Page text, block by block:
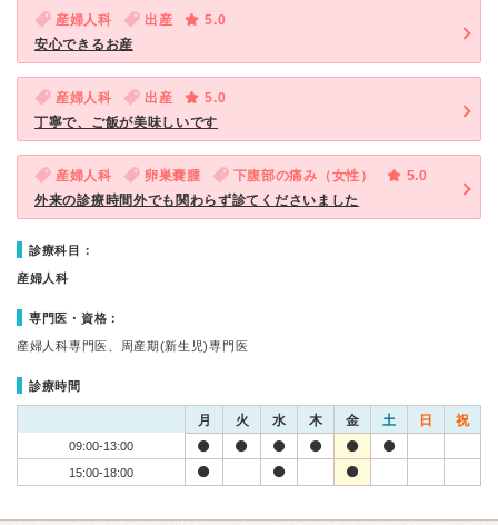
産婦人科 出産
5.0
安心できるお産
産婦人科 出産
5.0
丁寧で、ご飯が美味しいです
産婦人科 卵巣嚢腫 下腹部の痛み（女性）
5.0
外来の診療時間外でも関わらず診てくださいました
診療科目：
産婦人科
専門医・資格：
産婦人科専門医、周産期(新生児)専門医
診療時間
月 火 水 木 金 土 日 祝
09:00-13:00
15:00-18:00